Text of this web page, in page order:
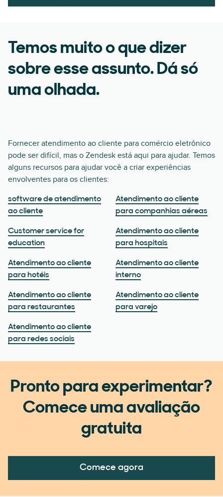
Temos muito o que dizer
sobre esse assunto. Dá só
uma olhada.
Fornecer atendimento ao cliente para comércio eletrônico
pode ser difícil, mas o Zendesk está aqui para ajudar. Temos
alguns recursos para ajudar você a criar experiências
envolventes para os clientes:
software de atendimento
ao cliente
Atendimento ao cliente
para companhias aéreas
Customer service for
education
Atendimento ao cliente
para hospitais
Atendimento ao cliente
para hotéis
Atendimento ao cliente
interno
Atendimento ao cliente
para restaurantes
Atendimento ao cliente
para varejo
Atendimento ao cliente
para redes sociais
Pronto para experimentar?
Comece uma avaliação
gratuita
Comece agora